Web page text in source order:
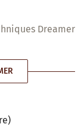
Dreamer